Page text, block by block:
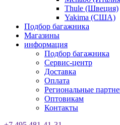
Thule (Швеция)
Yakima (США)
Подбор багажника
Магазины
информация
Подбор багажника
Сервис-центр
Доставка
Оплата
Региональные
Оптовикам
Контакты